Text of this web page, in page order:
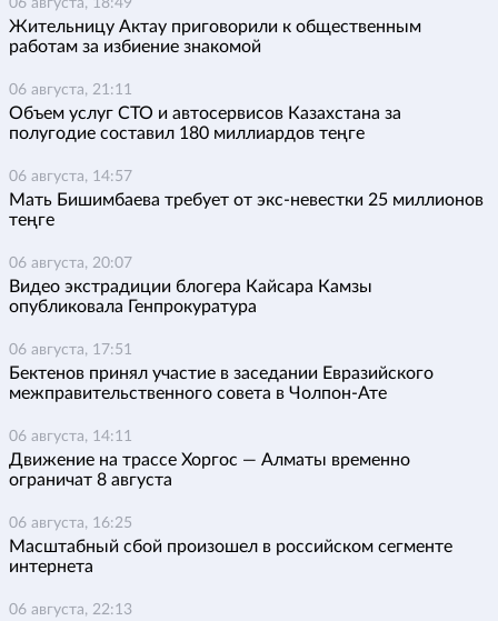
06 августа, 18:49
Жительницу Актау приговорили к общественным
работам за избиение знакомой
06 августа, 21:11
Объем услуг СТО и автосервисов Казахстана за
полугодие составил 180 миллиардов теңге
06 августа, 14:57
Мать Бишимбаева требует от экс-невестки 25 миллионов
теңге
06 августа, 20:07
Видео экстрадиции блогера Кайсара Камзы
опубликовала Генпрокуратура
06 августа, 17:51
Бектенов принял участие в заседании Евразийского
межправительственного совета в Чолпон-Ате
06 августа, 14:11
Движение на трассе Хоргос — Алматы временно
ограничат 8 августа
06 августа, 16:25
Масштабный сбой произошел в российском сегменте
интернета
06 августа, 22:13